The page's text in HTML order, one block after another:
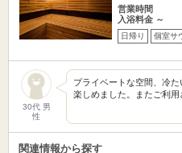
営業時間
入浴料金 ～
日帰り 個室サ
30代 男
性
プライベートな空間、冷
楽しめました。またご利用
関連情報から探す